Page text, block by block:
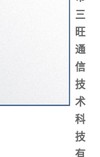
三
旺
通
信
技
术
科
技
有